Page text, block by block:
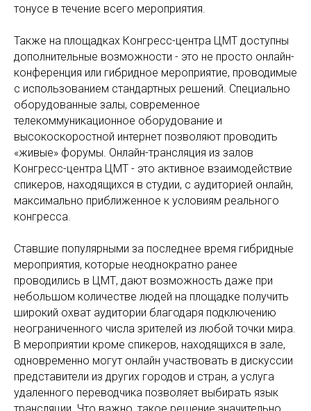
тонусе в течение всего мероприятия.
Также на площадках Конгресс-центра ЦМТ доступны
дополнительные возможности - это не просто онлайн-
конференция или гибридное мероприятие, проводимые
с использованием стандартных решений. Специально
оборудованные залы, современное
телекоммуникационное оборудование и
высокоскоростной интернет позволяют проводить
«живые» форумы. Онлайн-трансляция из залов
Конгресс-центра ЦМТ - это активное взаимодействие
спикеров, находящихся в студии, с аудиторией онлайн,
максимально приближенное к условиям реального
конгресса.
Ставшие популярными за последнее время гибридные
мероприятия, которые неоднократно ранее
проводились в ЦМТ, дают возможность даже при
небольшом количестве людей на площадке получить
широкий охват аудитории благодаря подключению
неограниченного числа зрителей из любой точки мира.
В мероприятии кроме спикеров, находящихся в зале,
одновременно могут онлайн участвовать в дискуссии
представители из других городов и стран, а услуга
удаленного переводчика позволяет выбирать язык